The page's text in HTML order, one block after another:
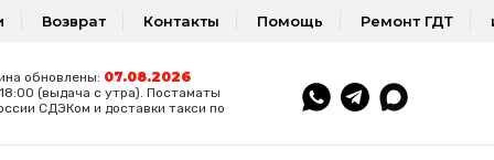
Возврат Контакты Помощь Ремонт ГДТ
обновлены: 07.08.2026
(выдача с утра). Постаматы
СДЭКом и доставки такси по